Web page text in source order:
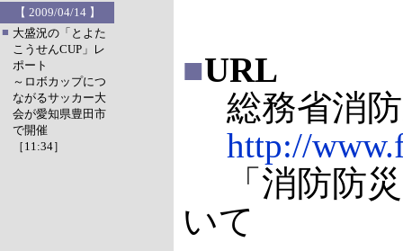
【 2009/04/14 】
■ 大盛況の「とよた
こうせんCUP」レ
ポート
～ロボカップにつ
ながるサッカー大
会が愛知県豊田市
で開催
［11:34］
■URL
総務省消
http://
「消防防災
いて